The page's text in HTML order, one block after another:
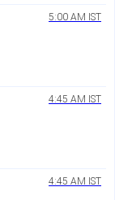
5:00 AM IST
4:45 AM IST
4:45 AM IST